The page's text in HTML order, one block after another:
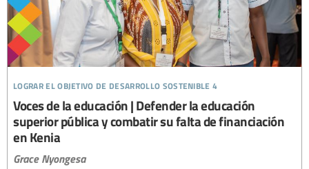
lograr el objetivo de desarrollo sostenible 4
Voces de la educación | Defender la educación
superior pública y combatir su falta de financiación
en Kenia
Grace Nyongesa